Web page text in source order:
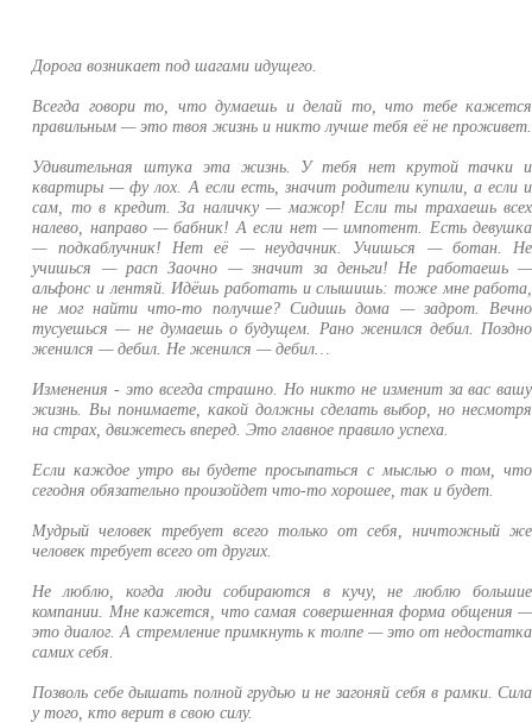
Дорога возникает под шагами идущего.
Всегда говори то, что думаешь и делай то, что тебе кажется
правильным — это твоя жизнь и никто лучше тебя её не проживет.
Удивительная штука эта жизнь. У тебя нет крутой тачки и
квартиры — фу лох. А если есть, значит родители купили, а если и
сам, то в кредит. За наличку — мажор! Если ты трахаешь всех
налево, направо — бабник! А если нет — импотент. Есть девушка
— подкаблучник! Нет её — неудачник. Учишься — ботан. Не
учишься — расп Заочно — значит за деньги! Не работаешь —
альфонс и лентяй. Идёшь работать и слышишь: тоже мне работа,
не мог найти что-то получше? Сидишь дома — задрот. Вечно
тусуешься — не думаешь о будущем. Рано женился дебил. Поздно
женился — дебил. Не женился — дебил…
Изменения - это всегда страшно. Но никто не изменит за вас вашу
жизнь. Вы понимаете, какой должны сделать выбор, но несмотря
на страх, движетесь вперед. Это главное правило успеха.
Если каждое утро вы будете просыпаться с мыслью о том, что
сегодня обязательно произойдет что-то хорошее, так и будет.
Мудрый человек требует всего только от себя, ничтожный же
человек требует всего от других.
Не люблю, когда люди собираются в кучу, не люблю большие
компании. Мне кажется, что самая совершенная форма общения —
это диалог. А стремление примкнуть к толпе — это от недостатка
самих себя.
Позволь себе дышать полной грудью и не загоняй себя в рамки. Сила
у того, кто верит в свою силу.